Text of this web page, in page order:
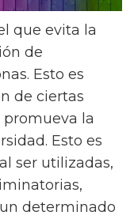
que evita la
de
Esto es
de ciertas
promueva la
Esto es
ser utilizadas,
determinado